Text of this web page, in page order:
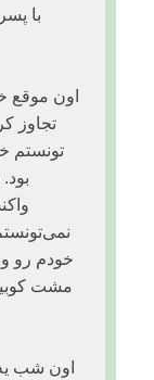
با
اون موقع
تونستم
خودم رو
مشت
اون شب